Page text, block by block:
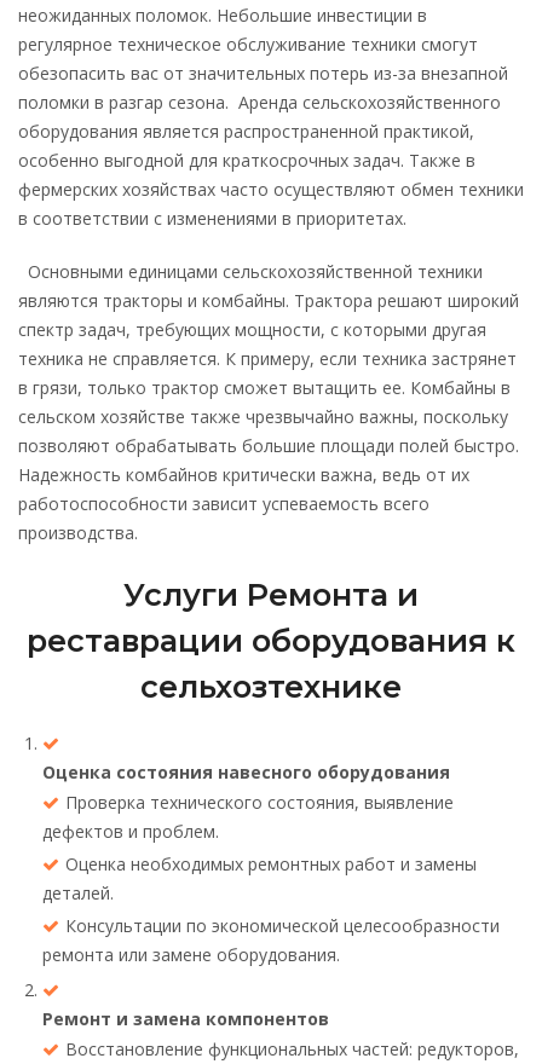
неожиданных поломок. Небольшие инвестиции в
регулярное техническое обслуживание техники смогут
обезопасить вас от значительных потерь из-за внезапной
поломки в разгар сезона. Аренда сельскохозяйственного
оборудования является распространенной практикой,
особенно выгодной для краткосрочных задач. Также в
фермерских хозяйствах часто осуществляют обмен техники
в соответствии с изменениями в приоритетах.
Основными единицами сельскохозяйственной техники
являются тракторы и комбайны. Трактора решают широкий
спектр задач, требующих мощности, с которыми другая
техника не справляется. К примеру, если техника застрянет
в грязи, только трактор сможет вытащить ее. Комбайны в
сельском хозяйстве также чрезвычайно важны, поскольку
позволяют обрабатывать большие площади полей быстро.
Надежность комбайнов критически важна, ведь от их
работоспособности зависит успеваемость всего
производства.
Услуги Ремонта и
реставрации оборудования к
сельхозтехнике
Оценка состояния навесного оборудования
Проверка технического состояния, выявление
дефектов и проблем.
Оценка необходимых ремонтных работ и замены
деталей.
Консультации по экономической целесообразности
ремонта или замене оборудования.
Ремонт и замена компонентов
Восстановление функциональных частей: редукторов,